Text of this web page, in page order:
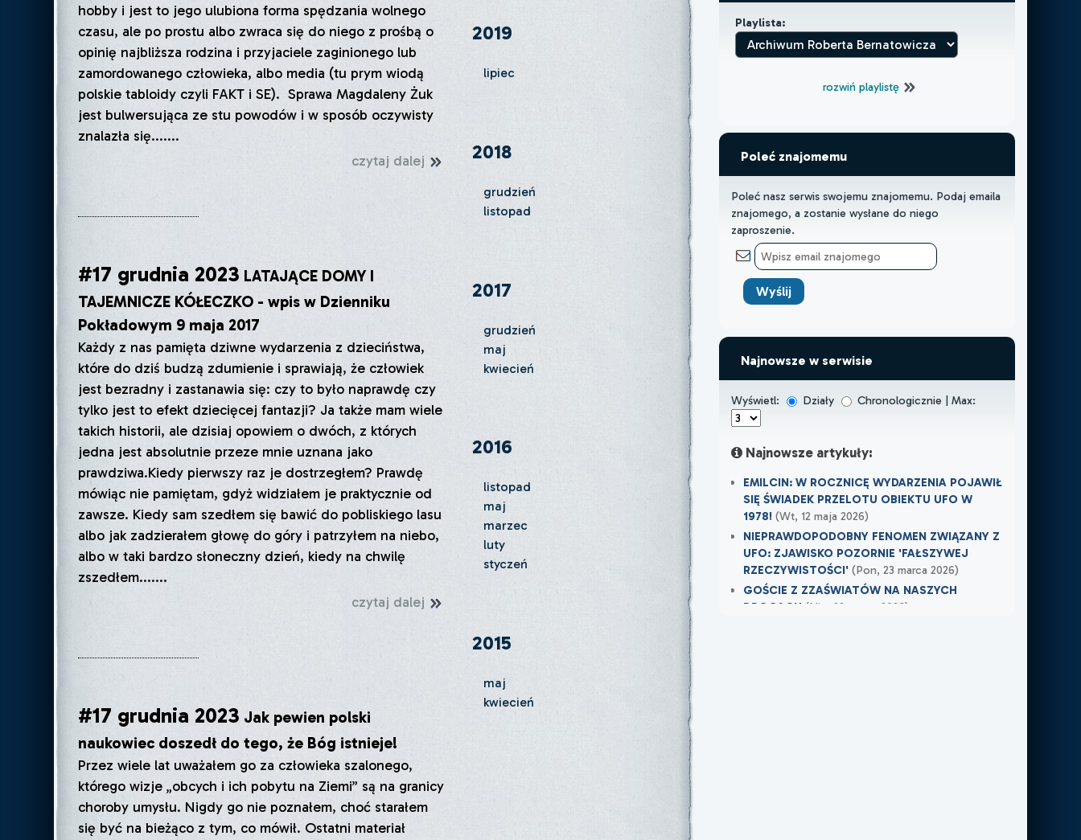
hobby i jest to jego ulubiona forma spędzania wolnego
czasu, ale po prostu albo zwraca się do niego z prośbą o
opinię najbliższa rodzina i przyjaciele zaginionego lub
zamordowanego człowieka, albo media (tu prym wiodą
polskie tabloidy czyli FAKT i SE). Sprawa Magdaleny Żuk
jest bulwersująca ze stu powodów i w sposób oczywisty
znalazła się.......
czytaj dalej
#17 grudnia 2023 LATAJĄCE DOMY I
TAJEMNICZE KÓŁECZKO - wpis w Dzienniku
Pokładowym 9 maja 2017
Każdy z nas pamięta dziwne wydarzenia z dzieciństwa,
które do dziś budzą zdumienie i sprawiają, że człowiek
jest bezradny i zastanawia się: czy to było naprawdę czy
tylko jest to efekt dziecięcej fantazji? Ja także mam wiele
takich historii, ale dzisiaj opowiem o dwóch, z których
jedna jest absolutnie przeze mnie uznana jako
prawdziwa.Kiedy pierwszy raz je dostrzegłem? Prawdę
mówiąc nie pamiętam, gdyż widziałem je praktycznie od
zawsze. Kiedy sam szedłem się bawić do pobliskiego lasu
albo jak zadzierałem głowę do góry i patrzyłem na niebo,
albo w taki bardzo słoneczny dzień, kiedy na chwilę
zszedłem.......
czytaj dalej
#17 grudnia 2023 Jak pewien polski
naukowiec doszedł do tego, że Bóg istnieje!
Przez wiele lat uważałem go za człowieka szalonego,
którego wizje „obcych i ich pobytu na Ziemi” są na granicy
choroby umysłu. Nigdy go nie poznałem, choć starałem
się być na bieżąco z tym, co mówił. Ostatni materiał
2019
lipiec
2018
grudzień
listopad
2017
grudzień
maj
kwiecień
2016
listopad
maj
marzec
luty
styczeń
2015
maj
kwiecień
Playlista:
rozwiń playlistę
Poleć znajomemu
Poleć nasz serwis swojemu znajomemu. Podaj emaila
znajomego, a zostanie wysłane do niego
zaproszenie.
Najnowsze w serwisie
Wyświetl: Działy Chronologicznie | Max:
Najnowsze artykuły:
EMILCIN: W ROCZNICĘ WYDARZENIA POJAWIŁ
SIĘ ŚWIADEK PRZELOTU OBIEKTU UFO W
1978!(Wt, 12 maja 2026)
NIEPRAWDOPODOBNY FENOMEN ZWIĄZANY Z
UFO: ZJAWISKO POZORNIE 'FAŁSZYWEJ
RZECZYWISTOŚCI'(Pon, 23 marca 2026)
GOŚCIE Z ZZAŚWIATÓW NA NASZYCH
DROGACH (Nie, 22 marca 2026)